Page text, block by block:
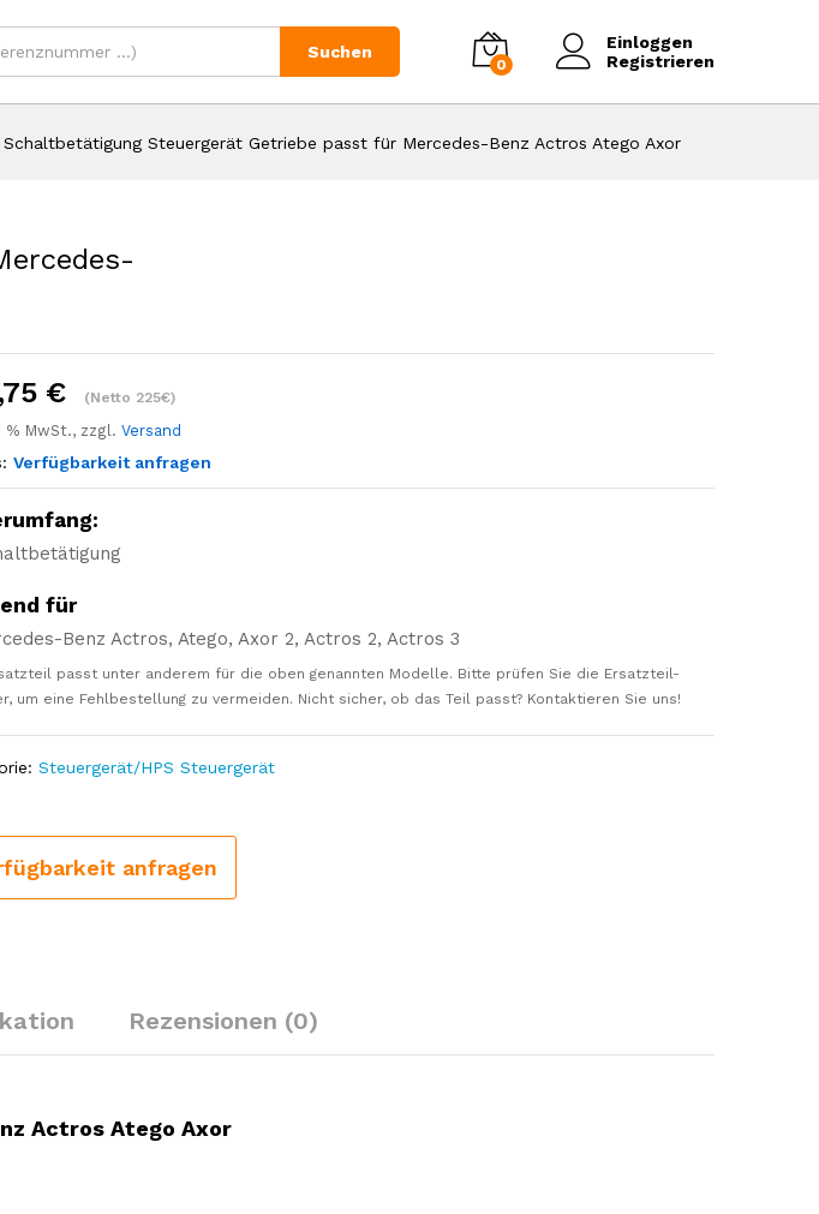
Suchen
0
Einloggen
Registrieren
Schaltbetätigung Steuergerät Getriebe passt für Mercedes-Benz Actros Atego Axor
€ (Netto 225€)
% MwSt., zzgl.Versand
Verfügbarkeit anfragen
für
Benz Actros, Atego, Axor 2, Actros 2, Actros 3
passt unter anderem für die oben genannten Modelle. Bitte prüfen Sie die Ersatzteil-
um eine Fehlbestellung zu vermeiden. Nicht sicher, ob das Teil passt? Kontaktieren Sie uns!
Steuergerät/HPS Steuergerät
anfragen
Rezensionen (0)
Actros Atego Axor